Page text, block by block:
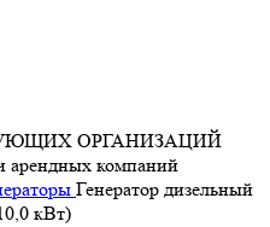
ОРГАНИЗАЦИЙ
арендных компаний
Генератор дизельный
кВт)